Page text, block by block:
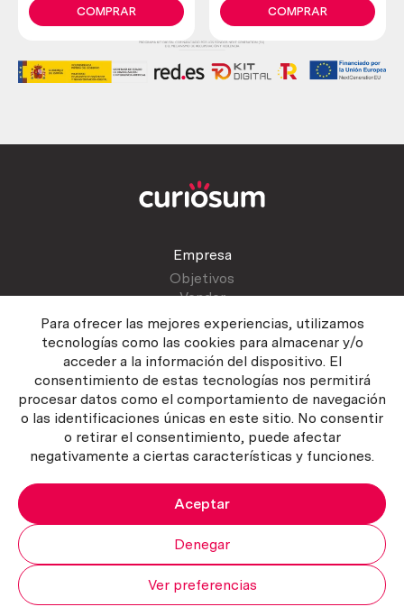
Para ofrecer las mejores experiencias, utilizamos
tecnologías como las cookies para almacenar y/o
acceder a la información del dispositivo. El
consentimiento de estas tecnologías nos permitirá
procesar datos como el comportamiento de navegación
o las identificaciones únicas en este sitio. No consentir
o retirar el consentimiento, puede afectar
negativamente a ciertas características y funciones.
Aceptar
Denegar
Ver preferencias
decoración.COMPRAR
abejas
COMPRAR
Empresa
Objetivos
Vender
Atención al cliente
Contactar
Manual del vendedor
Política del servicio
Política de Cookies
Copyright ©2026 Curiosum S.L. Todos los derechos reservados.